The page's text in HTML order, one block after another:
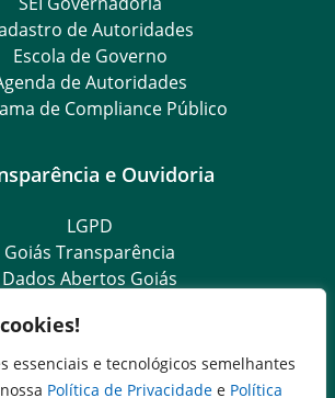
essenciais e tecnológicos semelhantes
Política de Privacidade e Política
de Autoridades
Escola de Governo
de Autoridades
de Compliance Público
e Ouvidoria
LGPD
Goiás Transparência
Dados Abertos Goiás
de Informação ao Cidadão
Setorial (Expresso)
Setorial (Presencial)